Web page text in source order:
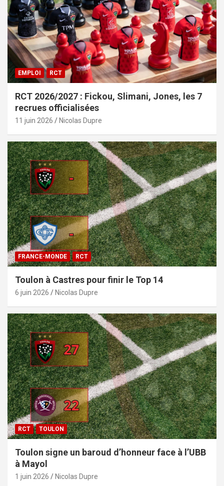
EMPLOI RCT
RCT 2026/2027 : Fickou, Slimani, Jones, les 7
recrues officialisées
11 juin 2026 Nicolas Dupre
FRANCE-MONDE RCT
Toulon à Castres pour finir le Top 14
6 juin 2026 Nicolas Dupre
RCT TOULON
Toulon signe un baroud d’honneur face à l’UBB
à Mayol
1 juin 2026 Nicolas Dupre